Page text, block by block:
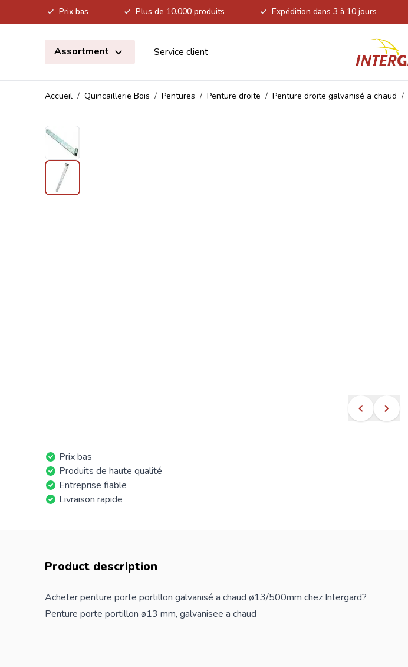
Prix bas Plus de 10.000 produits Expédition dans 3 à 10 jours
Assortment
Service client
Accueil / Quincaillerie Bois / Pentures / Penture droite / Penture droite galvanisé a chaud /
Prix bas
Produits de haute qualité
Entreprise fiable
Livraison rapide
Product description
Acheter penture porte portillon galvanisé a chaud ø13/500mm chez Intergard?
Penture porte portillon ø13 mm, galvanisee a chaud